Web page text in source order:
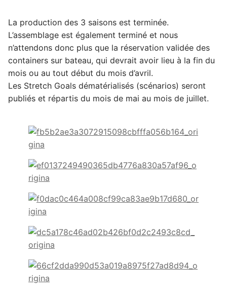
La production des 3 saisons est terminée.
L’assemblage est également terminé et nous
n’attendons donc plus que la réservation validée des
containers sur bateau, qui devrait avoir lieu à la fin du
mois ou au tout début du mois d’avril.
Les Stretch Goals dématérialisés (scénarios) seront
publiés et répartis du mois de mai au mois de juillet.